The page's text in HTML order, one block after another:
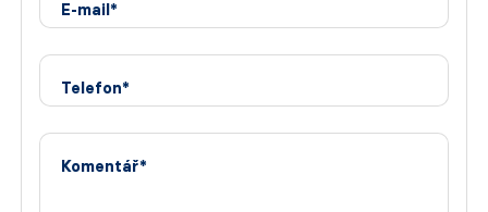
E-mail*
Telefon*
Komentář*